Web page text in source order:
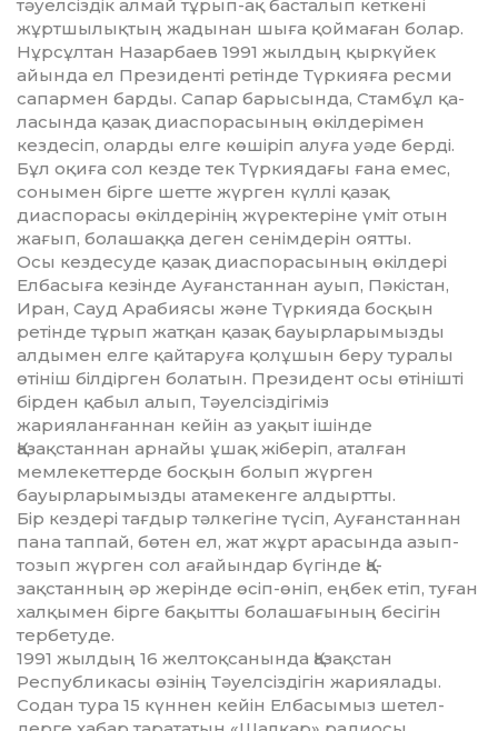
тәуелсіздік алмай тұрып-ақ басталып кеткені
жұртшылықтың жа­дынан шыға қой­маған болар.
Нұрсұлтан Назарбаев 1991 жыл­дың қыркүйек
айында ел Президенті ретінде Түркияға ресми
сапармен барды. Сапар барысында, Стамбұл қа­
ла­сында қазақ диаспорасының өкіл­дерімен
кездесіп, оларды елге кө­шіріп алуға уәде берді.
Бұл оқиға сол кезде тек Түркиядағы ғана емес,
со­нымен бірге шетте жүрген күллі қа­зақ
диаспорасы өкілдерінің жүрек­теріне үміт отын
жағып, болашаққа деген сенімдерін оятты.
Осы кездесуде қазақ диаспора­сы­ның өкілдері
Елбасыға кезінде Ауғанс­таннан ауып, Пәкістан,
Иран, Сауд Арабиясы және Түркияда бос­қын
ретінде тұрып жатқан қазақ бауыр­ларымызды
алдымен елге қай­таруға қолұшын беру туралы
өтініш біл­дірген болатын. Президент осы өті­нішті
бірден қабыл алып, Тәуел­сіздігіміз
жарияланғаннан кейін аз уақыт ішінде
Қазақстаннан арнайы ұшақ жіберіп, аталған
мемлекеттерде босқын болып жүрген
бауырлары­мыз­ды атамекенге алдыртты.
Бір кездері тағдыр тәлкегіне тү­сіп, Ауғанстаннан
пана таппай, бө­тен ел, жат жұрт арасында азып-
то­зып жүрген сол ағайындар бүгінде Қа­
зақстанның әр жерінде өсіп-өніп, ең­бек етіп, туған
халқымен бірге ба­қытты болашағының бесігін
тер­бету­де.
1991 жылдың 16 желтоқсанында Қа­зақстан
Республикасы өзінің Тәуел­сіздігін жариялады.
Содан тура 15 күннен кейін Елбасымыз шетел­